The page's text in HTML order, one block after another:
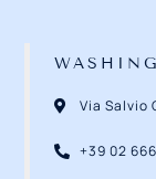
Via Salvio
+39 02